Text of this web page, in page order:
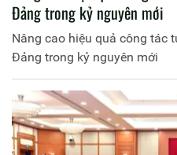
Đảng trong kỷ nguyên mới
Nâng cao hiệu quả công tác
Đảng trong kỷ nguyên mới